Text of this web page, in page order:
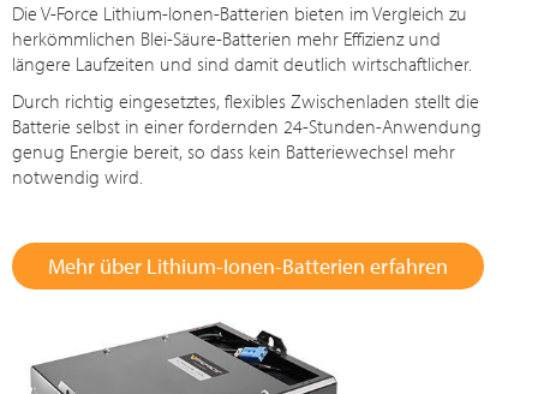
Die V-Force Lithium-Ionen-Batterien bieten im Vergleich zu
herkömmlichen Blei-Säure-Batterien mehr Effizienz und
längere Laufzeiten und sind damit deutlich wirtschaftlicher.
Durch richtig eingesetztes, flexibles Zwischenladen stellt die
Batterie selbst in einer fordernden 24-Stunden-Anwendung
genug Energie bereit, so dass kein Batteriewechsel mehr
notwendig wird.
Mehr über Lithium-Ionen-Batterien erfahren